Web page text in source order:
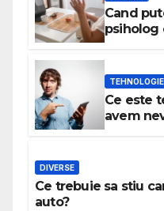
Cand
psiholog
TEHNOLOGIE
Ce este
avem
DIVERSE
Ce trebuie sa stiu
auto?